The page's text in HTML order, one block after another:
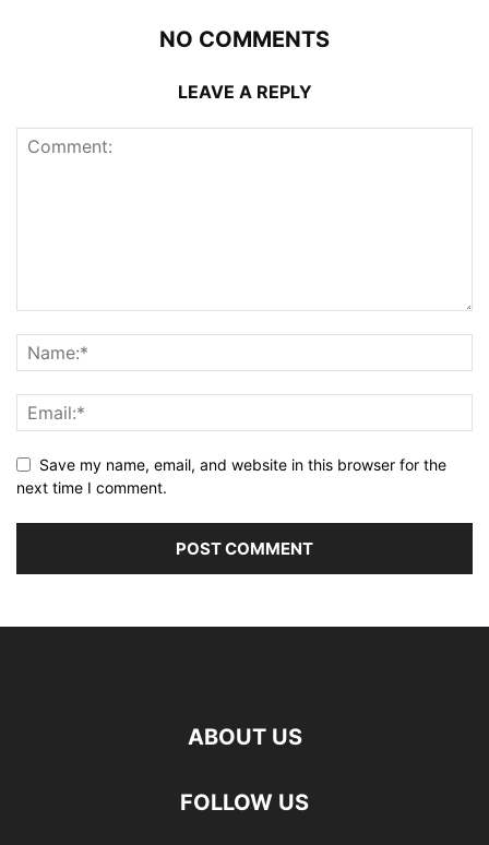
NO COMMENTS
LEAVE A REPLY
Save my name, email, and website in this browser for the
next time I comment.
ABOUT US
FOLLOW US